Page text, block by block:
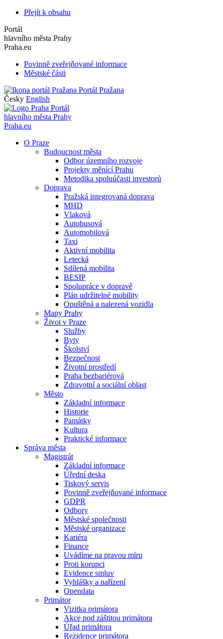
Přejít k obsahu
Portál
hlavního města Prahy
Praha.eu
Povinně zveřejňované informace
Městské části
Portál Pražana
Česky English
Portál
hlavního města Prahy
Praha.eu
O Praze
Budoucnost města
Odbor územního rozvoje
Projekty měnící Prahu
Metodika spoluúčasti investorů
Doprava
Pražská integrovaná doprava
MHD
Vlaková
Autobusová
Automobilová
Taxi
Aktivní mobilita
Letecká
Sdílená mobilita
BESIP
Spolupráce v dopravě
Plán udržitelné mobility
Opuštěná a nalezená vozidla
Mapy Prahy
Život v Praze
Služby
Byty
Školství
Bezpečnost
Životní prostředí
Praha bezbariérová
Zdravotní a sociální oblast
Město
Základní informace
Historie
Památky
Kultura
Praktické informace
Správa města
Magistrát
Základní informace
Úřední deska
Tiskový servis
Povinně zveřejňované informace
GDPR
Odbory
Městské společnosti
Městské organizace
Kariéra
Finance
Uvádíme na pravou míru
Proti korupci
Evidence smluv
Vyhlášky a nařízení
Opendata
Primátor
Vizitka primátora
Akce pod záštitou primátora
Úřad primátora
Rezidence primátora